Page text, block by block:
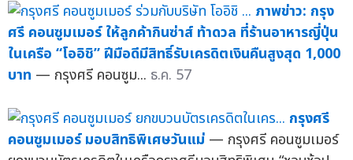
ภาพข่าว: กรุง
ศรี คอนซูมเมอร์ ให้ลูกค้ากินซ่าส์ ท้าดวล ที่ร้านอาหารญี่ปุ่น
ในเครือ “โออิชิ” ฝีมือดีมีสิทธิ์รับเครดิตเงินคืนสูงสุด 1,000
บาท — กรุงศรี คอนซูม... ธ.ค. 57
กรุงศรี
คอนซูมเมอร์ มอบสิทธิพิเศษวันแม่ — กรุงศรี คอนซูมเมอร์